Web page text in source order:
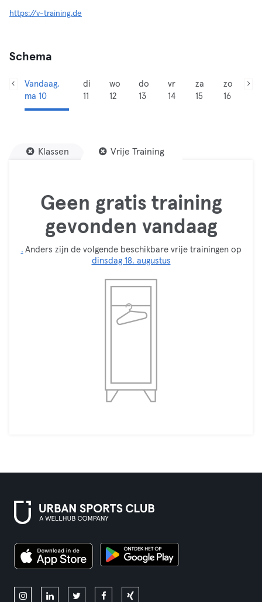
https://v-training.de
Schema
Vandaag,
ma 10
di
11
wo
12
do
13
vr
14
za
15
zo
16
Klassen Vrije Training
Geen gratis training
gevonden vandaag
. Anders zijn de volgende beschikbare vrije trainingen op
dinsdag 18. augustus